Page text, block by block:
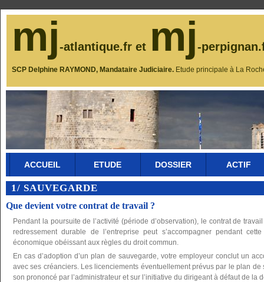
mj-atlantique.fr et mj-
SCP Delphine RAYMOND, Mandataire Judiciaire. Etude principale à La
ACCUEIL ETUDE DOSSIER ACTIF
1/ SAUVEGARDE
Que devient votre contrat de travail ?
Pendant la poursuite de l’activité (période d’observation), le contrat de
redressement durable de l’entreprise peut s’accompagner pendant
économique obéissant aux règles du droit commun.
En cas d’adoption d’un plan de sauvegarde, votre employeur conclut un
avec ses créanciers. Les licenciements éventuellement prévus par le plan
son prononcé par l’administrateur et sur l’initiative du dirigeant à défaut de la